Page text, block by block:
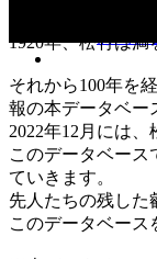
1920年、松竹は
それから100年を
報の本データベー
2022年12月には
このデータベー
ていきます。
先人たちの残した
このデータベース